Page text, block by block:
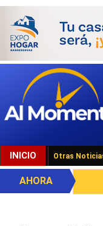
INICIO Otras
AHORA